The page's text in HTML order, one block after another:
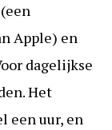
Apple) en
dagelijkse
Het
een uur, en